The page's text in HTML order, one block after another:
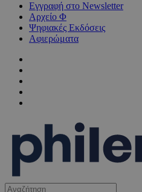
Εγγραφή στο Newsletter
Αρχείο Φ
Ψηφιακές Εκδόσεις
Αφιερώματα